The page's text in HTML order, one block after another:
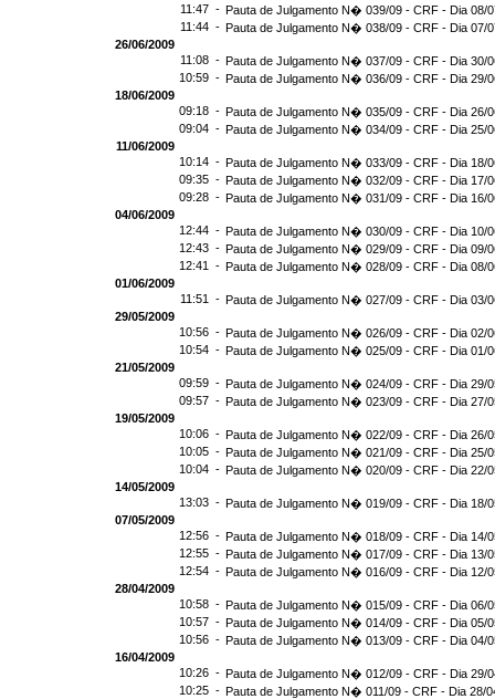
11:47 - Pauta de Julgamento N� 039/09 - CRF - Dia 08/
11:44 - Pauta de Julgamento N� 038/09 - CRF - Dia 07/
26/06/2009
11:08 - Pauta de Julgamento N� 037/09 - CRF - Dia 30/
10:59 - Pauta de Julgamento N� 036/09 - CRF - Dia 29/
18/06/2009
09:18 - Pauta de Julgamento N� 035/09 - CRF - Dia 26/
09:04 - Pauta de Julgamento N� 034/09 - CRF - Dia 25/
11/06/2009
10:14 - Pauta de Julgamento N� 033/09 - CRF - Dia 18/
09:35 - Pauta de Julgamento N� 032/09 - CRF - Dia 17/
09:28 - Pauta de Julgamento N� 031/09 - CRF - Dia 16/
04/06/2009
12:44 - Pauta de Julgamento N� 030/09 - CRF - Dia 10/
12:43 - Pauta de Julgamento N� 029/09 - CRF - Dia 09/
12:41 - Pauta de Julgamento N� 028/09 - CRF - Dia 08/
01/06/2009
11:51 - Pauta de Julgamento N� 027/09 - CRF - Dia 03/
29/05/2009
10:56 - Pauta de Julgamento N� 026/09 - CRF - Dia 02/
10:54 - Pauta de Julgamento N� 025/09 - CRF - Dia 01/
21/05/2009
09:59 - Pauta de Julgamento N� 024/09 - CRF - Dia 29/
09:57 - Pauta de Julgamento N� 023/09 - CRF - Dia 27/
19/05/2009
10:06 - Pauta de Julgamento N� 022/09 - CRF - Dia 26/
10:05 - Pauta de Julgamento N� 021/09 - CRF - Dia 25/
10:04 - Pauta de Julgamento N� 020/09 - CRF - Dia 22/
14/05/2009
13:03 - Pauta de Julgamento N� 019/09 - CRF - Dia 18/
07/05/2009
12:56 - Pauta de Julgamento N� 018/09 - CRF - Dia 14/
12:55 - Pauta de Julgamento N� 017/09 - CRF - Dia 13/
12:54 - Pauta de Julgamento N� 016/09 - CRF - Dia 12/
28/04/2009
10:58 - Pauta de Julgamento N� 015/09 - CRF - Dia 06/
10:57 - Pauta de Julgamento N� 014/09 - CRF - Dia 05/
10:56 - Pauta de Julgamento N� 013/09 - CRF - Dia 04/
16/04/2009
10:26 - Pauta de Julgamento N� 012/09 - CRF - Dia 29/
10:25 - Pauta de Julgamento N� 011/09 - CRF - Dia 28/